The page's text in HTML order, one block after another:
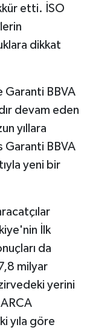
etti. İSO
dikkat
Garanti BBVA
devam eden
yıllara
Garanti BBVA
yeni bir
İlk
da
milyar
yerini
yıla göre